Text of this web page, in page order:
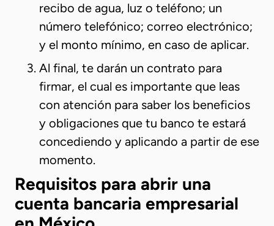
recibo de agua, luz o teléfono; un
número telefónico; correo electrónico;
y el monto mínimo, en caso de aplicar.
Al final, te darán un contrato para
firmar, el cual es importante que leas
con atención para saber los beneficios
y obligaciones que tu banco te estará
concediendo y aplicando a partir de ese
momento.
Requisitos para abrir una
cuenta bancaria empresarial